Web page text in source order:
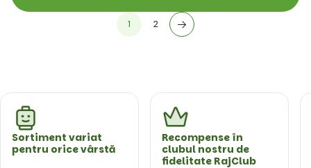
1 2
Sortiment variat
pentru orice vârstă
Recompense în
clubul nostru de
fidelitate RajClub